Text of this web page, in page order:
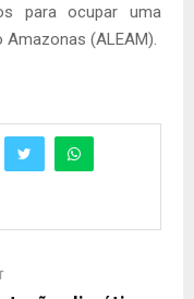
para ocupar uma
(ALEAM).